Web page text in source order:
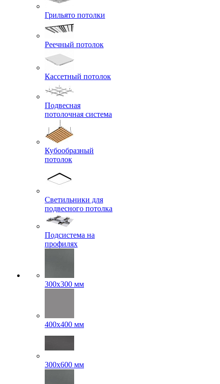
Грильято потолки
Реечный потолок
Кассетный потолок
Подвесная
потолочная система
Кубообразный
потолок
Светильники для
подвесного потолка
Подсистема на
профилях
300x300 мм
400х400 мм
300x600 мм